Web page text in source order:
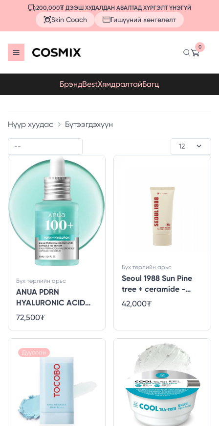
200,000₮ ДЭЭШ ХУДАЛДАН АВАЛТАД ХҮРГЭЛТ ҮНЭГҮЙ
Skin Coach Гишүүний хөнгөлөлт
0
БрэндBestХямдралтайБагц
Нүүр хуудас Бүтээгдэхүүн
ANUA PDRN
HYALURONIC ACID
CAPSULE 100 SERUM
30ml
Бүх төрлийн арьс
72,500₮
Seoul 1988 Sun Pine
tree + ceramide -
50ml
Бүх төрлийн арьс
42,000₮
Дууссан